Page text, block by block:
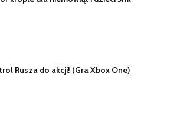
Rusza do akcji! (Gra Xbox One)